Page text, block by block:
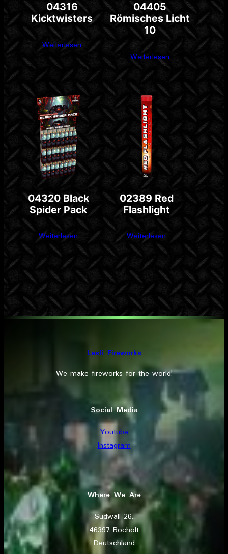
04316
Kicktwisters
Weiterlesen
04405
Römisches Licht
10
Weiterlesen
04320 Black
Spider Pack
Weiterlesen
02389 Red
Flashlight
Weiterlesen
Lesli Fireworks
We make fireworks for the world!
Social Media
Youtube
Instagram
Where We Are
Südwall 26,
46397 Bocholt
Deutschland